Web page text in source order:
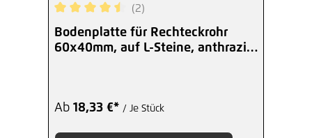
Durchschnittliche Bewertung von 4.5 von 5
(2)
Bodenplatte für Rechteckrohr
60x40mm, auf L-Steine, anthrazit
Ab 18,33 €* / Je Stück